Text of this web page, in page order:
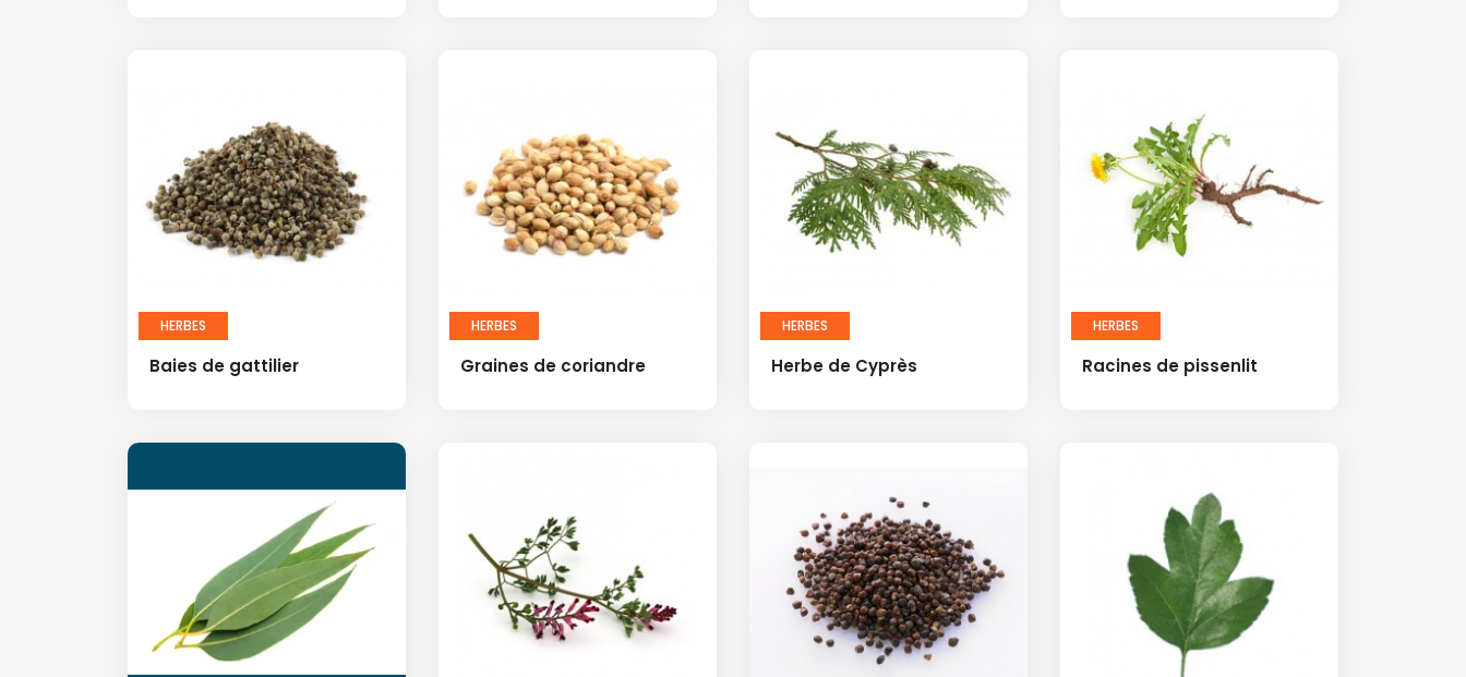
HERBES
Baies de gattilier
HERBES
Graines de coriandre
HERBES
Herbe de Cyprès
HERBES
Racines de pissenlit